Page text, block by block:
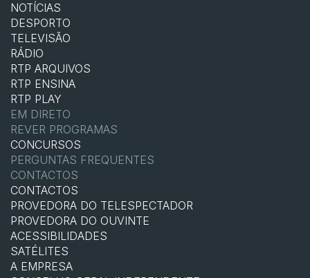
NOTÍCIAS
DESPORTO
TELEVISÃO
RÁDIO
RTP ARQUIVOS
RTP ENSINA
RTP PLAY
EM DIRETO
REVER PROGRAMAS
CONCURSOS
PERGUNTAS FREQUENTES
CONTACTOS
CONTACTOS
PROVEDORA DO TELESPECTADOR
PROVEDORA DO OUVINTE
ACESSIBILIDADES
SATÉLITES
A EMPRESA